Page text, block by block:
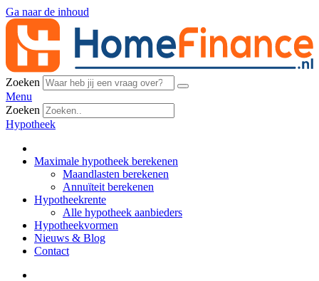
Ga naar de inhoud
Zoeken
Menu
Zoeken
Hypotheek
Maximale hypotheek berekenen
Maandlasten berekenen
Annuïteit berekenen
Hypotheekrente
Alle hypotheek aanbieders
Hypotheekvormen
Nieuws & Blog
Contact